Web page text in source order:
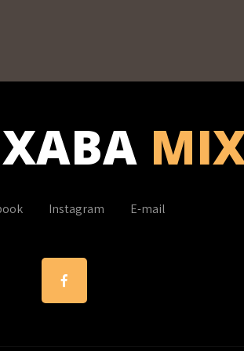
Instagram E-mail